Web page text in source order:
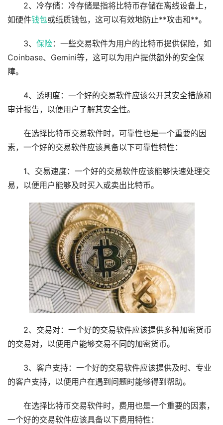
2、冷存储：冷存储是指将比特币存储在离线设备上，
如硬件钱包或纸质钱包，这可以有效地防止**攻击和**。
3、 保险：一些交易软件为用户的比特币提供保险，如
Coinbase、Gemini等，这可以为用户提供额外的安全保
障。
4、透明度：一个好的交易软件应该公开其安全措施和
审计报告，以便用户了解其安全性。
在选择比特币交易软件时，可靠性也是一个重要的因
素，一个好的交易软件应该具备以下可靠性特性：
1、交易速度：一个好的交易软件应该能够快速处理交
易，以便用户能够及时买入或卖出比特币。
2、交易对：一个好的交易软件应该提供多种加密货币
的交易对，以便用户能够交易不同的加密货币。
3、客户支持：一个好的交易软件应该提供及时、专业
的客户支持，以便用户在遇到问题时能够得到帮助。
在选择比特币交易软件时，费用也是一个重要的因素，
一个好的交易软件应该具备以下费用特性：